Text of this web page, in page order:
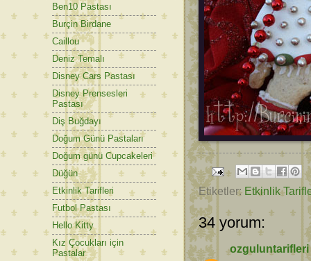
Etiketler: Etkinlik
34 yorum:
ozguluntarifleri
Ben10 Pastası
Burçin Birdane
Caillou
Deniz Temalı
Disney Cars Pastası
Disney Prensesleri
Pastası
Diş Buğdayı
Doğum Günü Pastaları
Doğum günü Cupcakeleri
Düğün
Etkinlik Tarifleri
Futbol Pastası
Hello Kitty
Kız Çocukları için
Pastalar